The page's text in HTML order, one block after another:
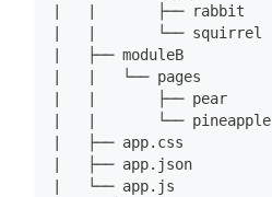
|   |       ├── rabbit
|   |       └── squirrel
|   ├── moduleB
|   |   └── pages
|   |       ├── pear
|   |       └── pineapple
|   ├── app.css
|   ├── app.json
|   └── app.js